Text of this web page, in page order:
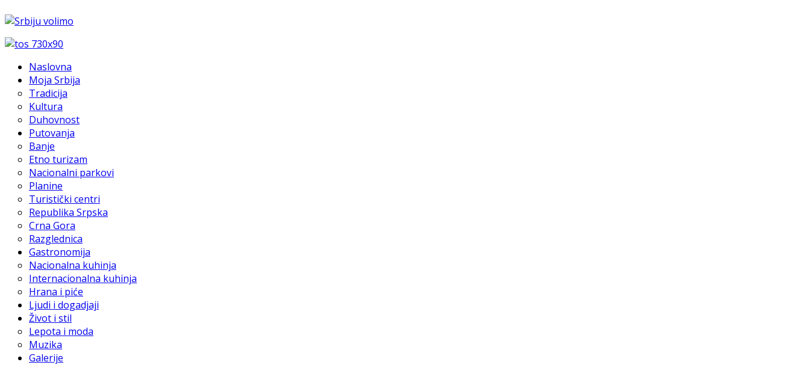
Naslovna
Moja Srbija
Tradicija
Kultura
Duhovnost
Putovanja
Banje
Etno turizam
Nacionalni parkovi
Planine
Turistički centri
Republika Srpska
Crna Gora
Razglednica
Gastronomija
Nacionalna kuhinja
Internacionalna kuhinja
Hrana i piće
Ljudi i dogadjaji
Život i stil
Lepota i moda
Muzika
Galerije